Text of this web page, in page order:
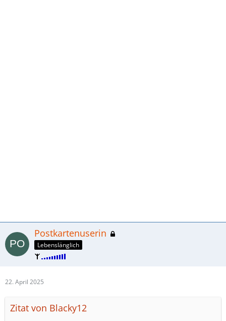
Postkartenuserin
Lebenslänglich
22. April 2025
Zitat von Blacky12